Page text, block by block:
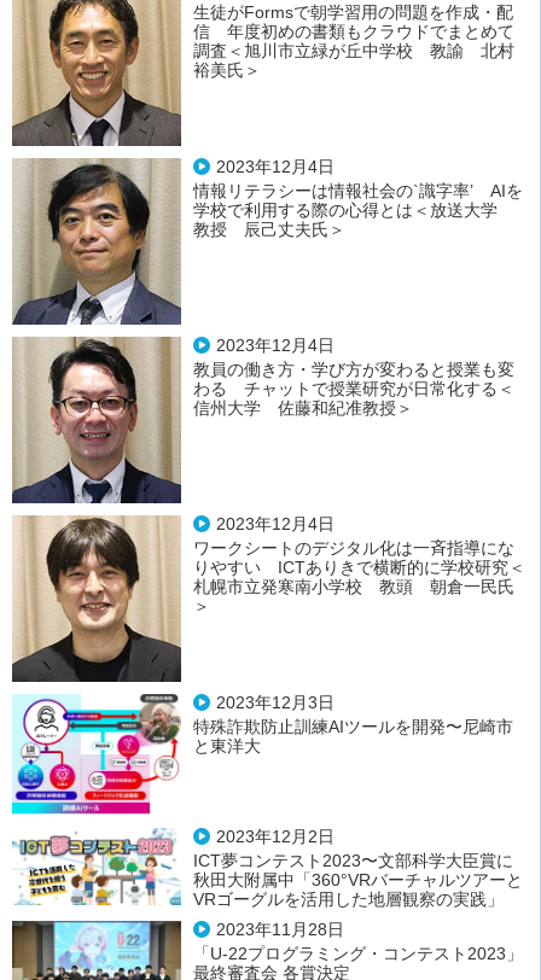
生徒がFormsで朝学習用の問題を作成・配
信 年度初めの書類もクラウドでまとめて
調査＜旭川市立緑が丘中学校 教諭 北村
裕美氏＞
2023年12月4日
情報リテラシーは情報社会の`識字率’ AIを
学校で利用する際の心得とは＜放送大学
教授 辰己丈夫氏＞
2023年12月4日
教員の働き方・学び方が変わると授業も変
わる チャットで授業研究が日常化する＜
信州大学 佐藤和紀准教授＞
2023年12月4日
ワークシートのデジタル化は一斉指導にな
りやすい ICTありきで横断的に学校研究＜
札幌市立発寒南小学校 教頭 朝倉一民氏
＞
2023年12月3日
特殊詐欺防止訓練AIツールを開発〜尼崎市
と東洋大
2023年12月2日
ICT夢コンテスト2023〜文部科学大臣賞に
秋田大附属中「360°VRバーチャルツアーと
VRゴーグルを活用した地層観察の実践」
2023年11月28日
「U-22プログラミング・コンテスト2023」
最終審査会 各賞決定